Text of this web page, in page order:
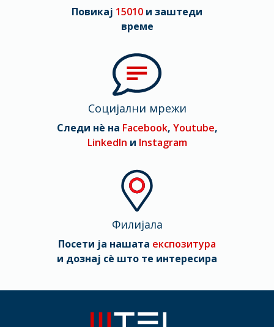
Повикај 15010 и заштеди
време
Социјални мрежи
Следи нè на Facebook, Youtube,
LinkedIn и Instagram
Филијала
Посети ја нашата експозитура
и дознај сè што те интересира